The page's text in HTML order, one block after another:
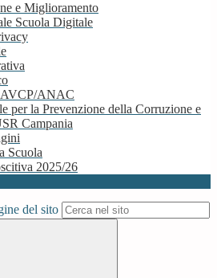
e Miglioramento
Scuola Digitale
ANAC
per la Prevenzione della Corruzione e
Campania
Scuola
2025/26
del sito